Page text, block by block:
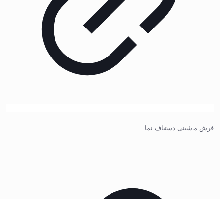
فرش ماشینی دستباف نما